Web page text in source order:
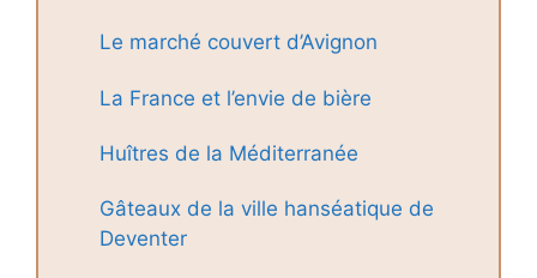
Le marché couvert d’Avignon
La France et l’envie de bière
Huîtres de la Méditerranée
Gâteaux de la ville hanséatique de
Deventer